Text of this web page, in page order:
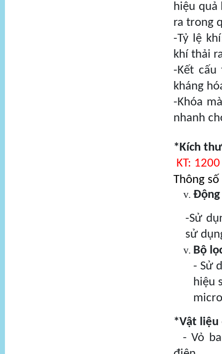
hiệu quả
ra trong
-Tỷ lệ
khí thải
-Kết
kháng
-Khóa
nhanh
*Kích
KT:
Thông
-Sử
sử
Bộ
- Sử
hiệu
*Vật
- Vỏ